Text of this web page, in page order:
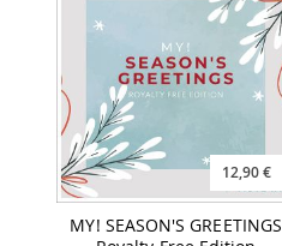
12,90 €
MY! SEASON'S GREETINGS